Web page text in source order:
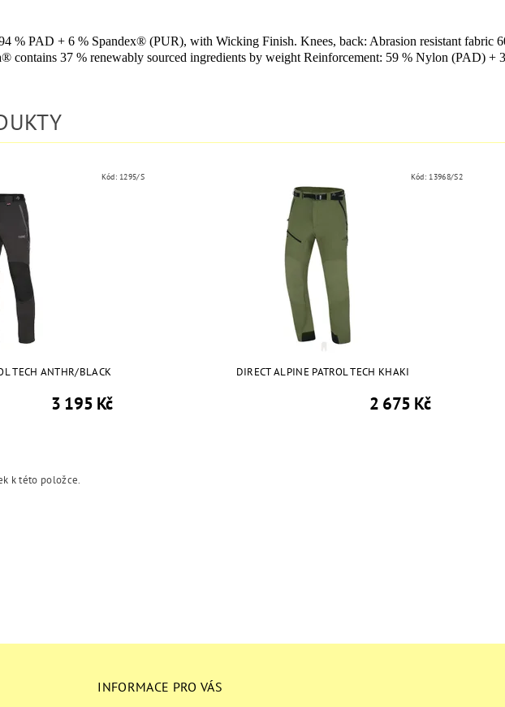
% PAD + 6 % Spandex® (PUR), with Wicking Finish. Knees, back: Abrasion resistant fabric
contains 37 % renewably sourced ingredients by weight Reinforcement: 59 % Nylon (PAD) +
Kód: 1295/S
TECH ANTHR/BLACK
3 195 Kč
Kód: 13968/S2
DIRECT ALPINE PATROL TECH KHAKI
2 675 Kč
k této položce.
INFORMACE PRO VÁS